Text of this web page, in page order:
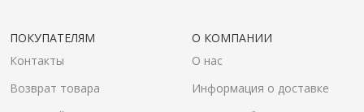
ПОКУПАТЕЛЯМ
Контакты
Возврат товара
О КОМПАНИИ
О нас
Информация о доставке